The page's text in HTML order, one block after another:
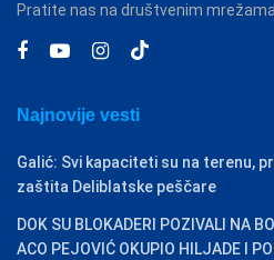
Pratite nas na društvenim
Najnovije vesti
Galić: Svi kapaciteti su na terenu,
zaštita Deliblatske peščare
DOK SU BLOKADERI POZIVALI NA
ACO PEJOVIĆ OKUPIO HILJADE I